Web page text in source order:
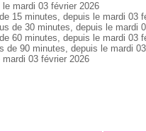
mardi 03 février 2026
15 minutes, depuis le mardi 03
de 30 minutes, depuis le mardi
60 minutes, depuis le mardi 03
de 90 minutes, depuis le mardi
03 février 2026